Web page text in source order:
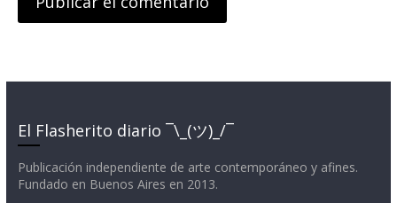
El Flasherito diario ¯\_(ツ)_/¯
Publicación independiente de arte contemporáneo y afines.
Fundado en Buenos Aires en 2013.